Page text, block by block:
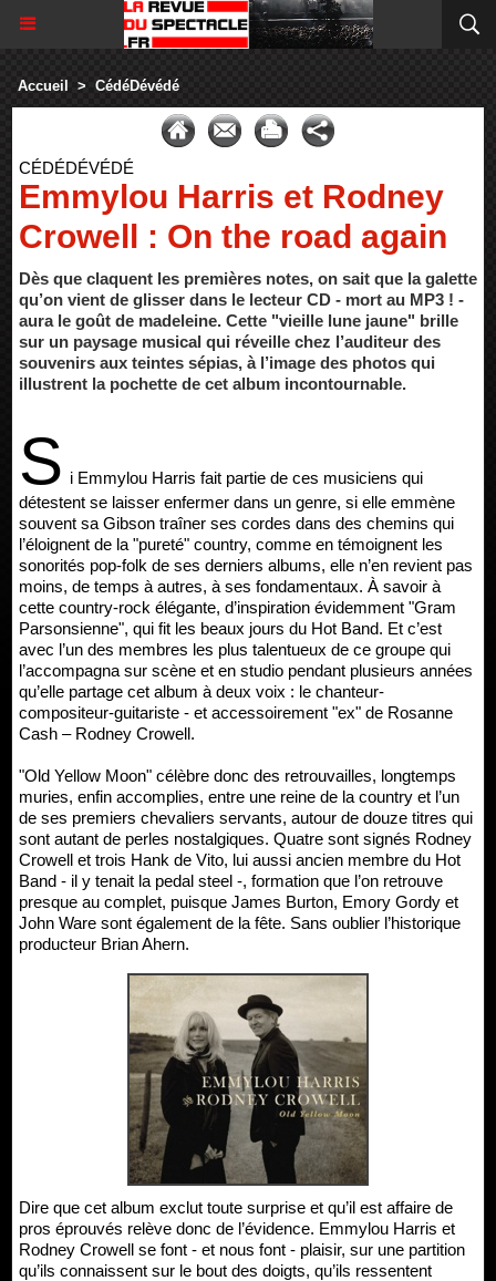
Accueil > CédéDévédé
CÉDÉDÉVÉDÉ
Emmylou Harris et Rodney
Crowell : On the road again
Dès que claquent les premières notes, on sait que la galette
qu’on vient de glisser dans le lecteur CD - mort au MP3 ! -
aura le goût de madeleine. Cette "vieille lune jaune" brille
sur un paysage musical qui réveille chez l’auditeur des
souvenirs aux teintes sépias, à l’image des photos qui
illustrent la pochette de cet album incontournable.
S i Emmylou Harris fait partie de ces musiciens qui
détestent se laisser enfermer dans un genre, si elle emmène
souvent sa Gibson traîner ses cordes dans des chemins qui
l’éloignent de la "pureté" country, comme en témoignent les
sonorités pop-folk de ses derniers albums, elle n’en revient pas
moins, de temps à autres, à ses fondamentaux. À savoir à
cette country-rock élégante, d’inspiration évidemment "Gram
Parsonsienne", qui fit les beaux jours du Hot Band. Et c’est
avec l’un des membres les plus talentueux de ce groupe qui
l’accompagna sur scène et en studio pendant plusieurs années
qu’elle partage cet album à deux voix : le chanteur-
compositeur-guitariste - et accessoirement "ex" de Rosanne
Cash – Rodney Crowell.
"Old Yellow Moon" célèbre donc des retrouvailles, longtemps
muries, enfin accomplies, entre une reine de la country et l’un
de ses premiers chevaliers servants, autour de douze titres qui
sont autant de perles nostalgiques. Quatre sont signés Rodney
Crowell et trois Hank de Vito, lui aussi ancien membre du Hot
Band - il y tenait la pedal steel -, formation que l’on retrouve
presque au complet, puisque James Burton, Emory Gordy et
John Ware sont également de la fête. Sans oublier l’historique
producteur Brian Ahern.
Dire que cet album exclut toute surprise et qu’il est affaire de
pros éprouvés relève donc de l’évidence. Emmylou Harris et
Rodney Crowell se font - et nous font - plaisir, sur une partition
qu’ils connaissent sur le bout des doigts, qu’ils ressentent